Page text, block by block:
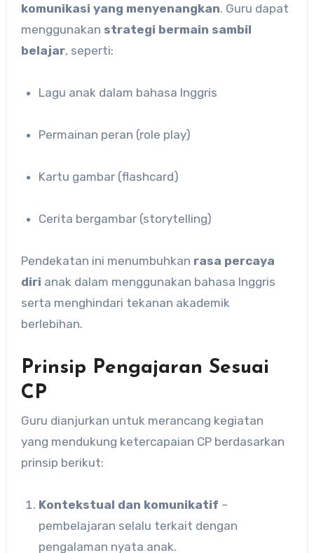
komunikasi yang menyenangkan. Guru dapat
menggunakan strategi bermain sambil
belajar, seperti:
Lagu anak dalam bahasa Inggris
Permainan peran (role play)
Kartu gambar (flashcard)
Cerita bergambar (storytelling)
Pendekatan ini menumbuhkan rasa percaya
diri anak dalam menggunakan bahasa Inggris
serta menghindari tekanan akademik
berlebihan.
Prinsip Pengajaran Sesuai
CP
Guru dianjurkan untuk merancang kegiatan
yang mendukung ketercapaian CP berdasarkan
prinsip berikut:
Kontekstual dan komunikatif –
pembelajaran selalu terkait dengan
pengalaman nyata anak.